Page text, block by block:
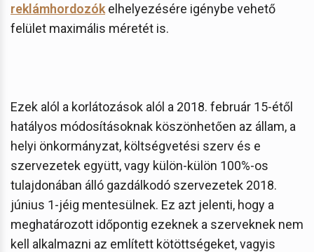
reklámhordozók elhelyezésére igénybe vehető
felület maximális méretét is.
Ezek alól a korlátozások alól a 2018. február 15-étől
hatályos módosításoknak köszönhetően az állam, a
helyi önkormányzat, költségvetési szerv és e
szervezetek együtt, vagy külön-külön 100%-os
tulajdonában álló gazdálkodó szervezetek 2018.
június 1-jéig mentesülnek. Ez azt jelenti, hogy a
meghatározott időpontig ezeknek a szerveknek nem
kell alkalmazni az említett kötöttségeket, vagyis